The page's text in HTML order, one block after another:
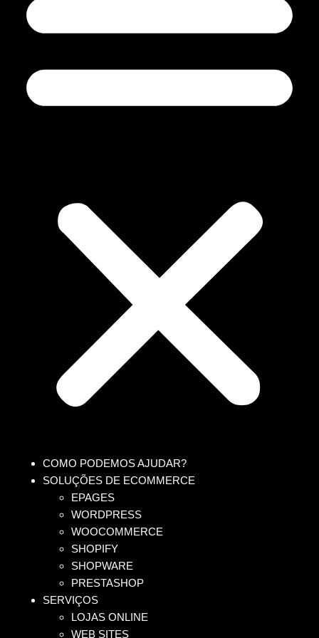
COMO PODEMOS AJUDAR?
SOLUÇÕES DE ECOMMERCE
EPAGES
WORDPRESS
WOOCOMMERCE
SHOPIFY
SHOPWARE
PRESTASHOP
SERVIÇOS
LOJAS ONLINE
WEB SITES